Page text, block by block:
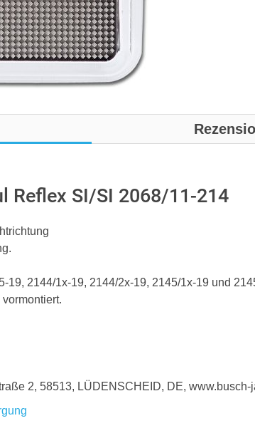
Reflex SI/SI 2068/11-214
19, 2144/1x-19, 2144/2x-19, 2145/1x-19 und
2, 58513, LÜDENSCHEID, DE,